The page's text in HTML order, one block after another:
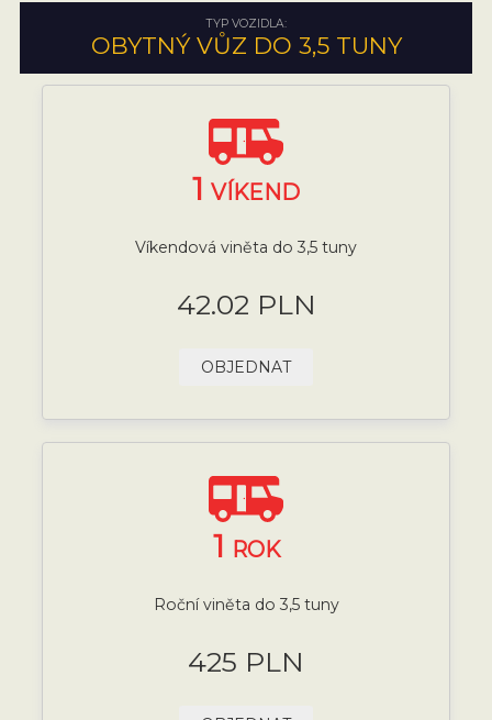
TYP VOZIDLA:
OBYTNÝ VŮZ DO 3,5 TUNY
1 VÍKEND
Víkendová viněta do 3,5 tuny
42.02 PLN
OBJEDNAT
1 ROK
Roční viněta do 3,5 tuny
425 PLN